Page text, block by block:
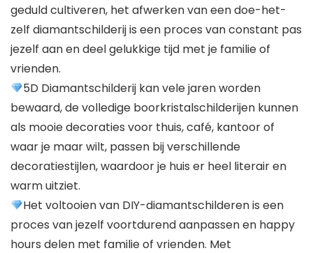
geduld cultiveren, het afwerken van een doe-het-
zelf diamantschilderij is een proces van constant pas
jezelf aan en deel gelukkige tijd met je familie of
vrienden.
5D Diamantschilderij kan vele jaren worden
bewaard, de volledige boorkristalschilderijen kunnen
als mooie decoraties voor thuis, café, kantoor of
waar je maar wilt, passen bij verschillende
decoratiestijlen, waardoor je huis er heel literair en
warm uitziet.
Het voltooien van DIY-diamantschilderen is een
proces van jezelf voortdurend aanpassen en happy
hours delen met familie of vrienden. Met